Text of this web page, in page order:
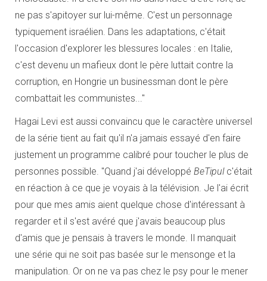
ne pas s'apitoyer sur lui-même. C'est un personnage
typiquement israélien. Dans les adaptations, c'était
l'occasion d'explorer les blessures locales : en Italie,
c'est devenu un mafieux dont le père luttait contre la
corruption, en Hongrie un businessman dont le père
combattait les communistes..."
Hagai Levi est aussi convaincu que le caractère universel
de la série tient au fait qu'il n'a jamais essayé d'en faire
justement un programme calibré pour toucher le plus de
personnes possible. "Quand j'ai développé BeTipulc'était
en réaction à ce que je voyais à la télévision. Je l'ai écrit
pour que mes amis aient quelque chose d'intéressant à
regarder et il s'est avéré que j'avais beaucoup plus
d'amis que je pensais à travers le monde. Il manquait
une série qui ne soit pas basée sur le mensonge et la
manipulation. Or on ne va pas chez le psy pour le mener